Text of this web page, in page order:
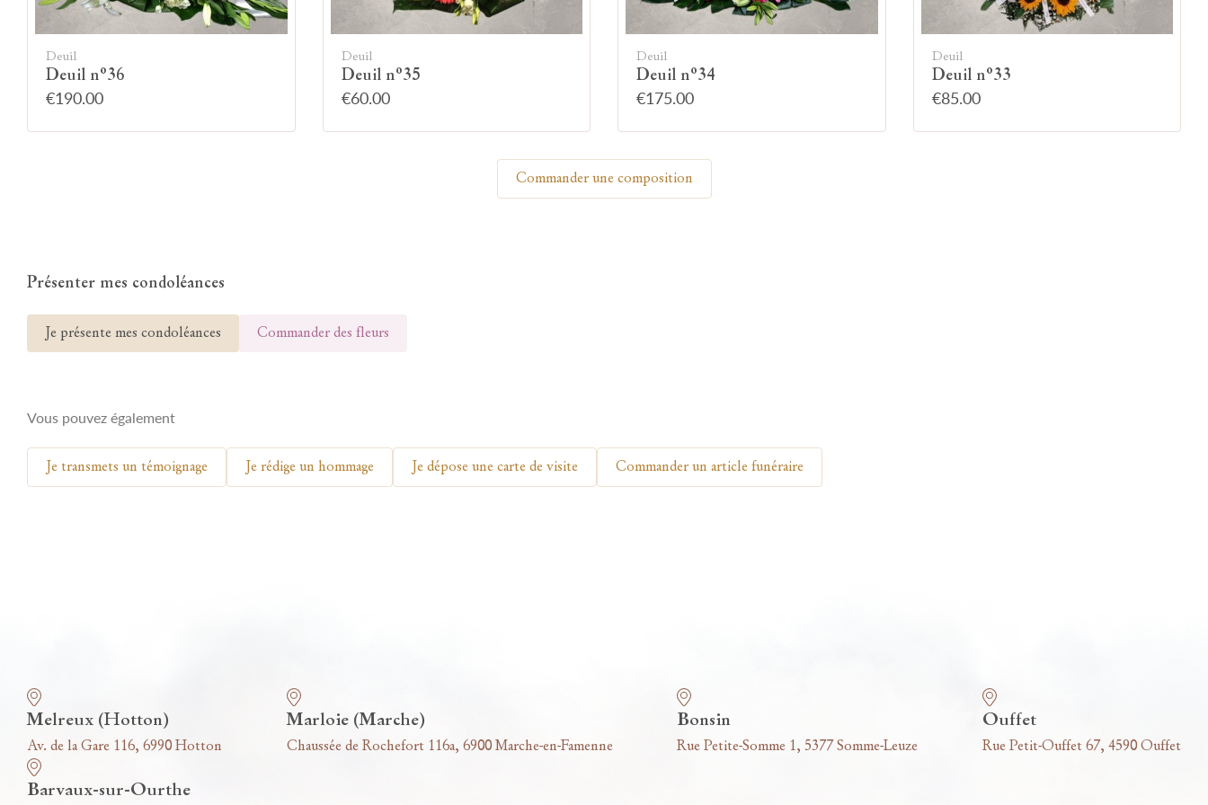
Allumez une bougie
Montrez votre soutien à la famille en allumant
symboliquement une bougie.
Deuil
Deuil n°36
€190.00
Deuil
Deuil n°35
€60.00
Deuil
Deuil n°34
€175.00
Deuil
Deuil n°33
€85.00
Commander une composition
Présenter mes condoléances
Je présente mes condoléances Commander des fleurs
Vous pouvez également
Je transmets un témoignage Je rédige un hommage Je dépose une carte de visite Commander un article funéraire
Melreux (Hotton)
Av. de la Gare 116, 6990 Hotton
Marloie (Marche)
Chaussée de Rochefort 116a, 6900 Marche-en-Famenne
Bonsin
Rue Petite-Somme 1, 5377 Somme-Leuze
Ouffet
Rue Petit-Ouffet 67, 4590 Ouffet
Barvaux-sur-Ourthe